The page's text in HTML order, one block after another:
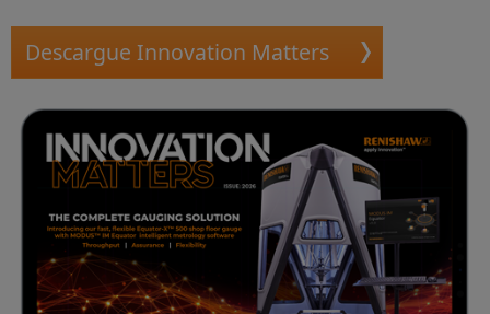
Descargue Innovation Matters